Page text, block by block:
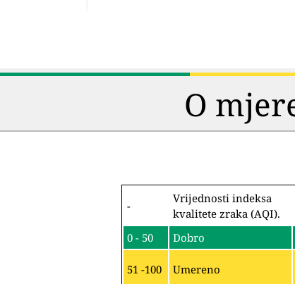
O
-
Vrijednosti indeksa
kvalitete zraka (AQI).
0 - 50 Dobro
51 -100 Umereno